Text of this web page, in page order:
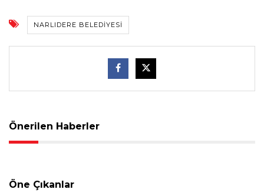
NARLIDERE BELEDIYESI
Önerilen Haberler
Öne Çıkanlar